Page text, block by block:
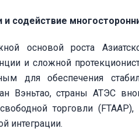
и содействие
основой роста
и сложной
для обеспечения
Вэньтао, страны АТЭС
торговли
интеграции.